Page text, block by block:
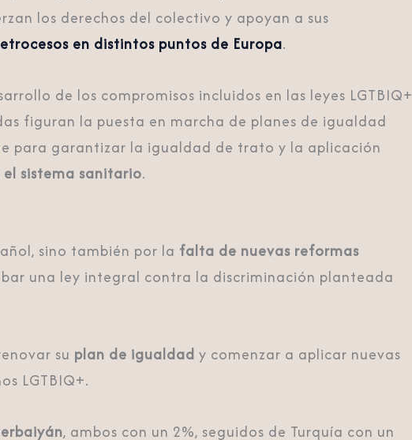
los derechos del colectivo y apoyan a sus
en distintos puntos de Europa.
de los compromisos incluidos en las leyes LGTBIQ+
figuran la puesta en marcha de planes de igualdad
para garantizar la igualdad de trato y la aplicación
sistema sanitario.
sino también por la falta de nuevas reformas
una ley integral contra la discriminación planteada
su plan de igualdad y comenzar a aplicar nuevas
LGTBIQ+.
, ambos con un 2%, seguidos de Turquía con un